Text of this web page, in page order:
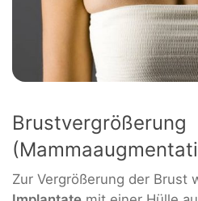
Brustvergrößerung
Zur Vergrößerung der Brust